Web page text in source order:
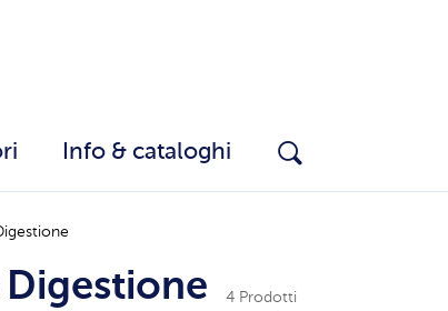
Info & cataloghi
4 Prodotti